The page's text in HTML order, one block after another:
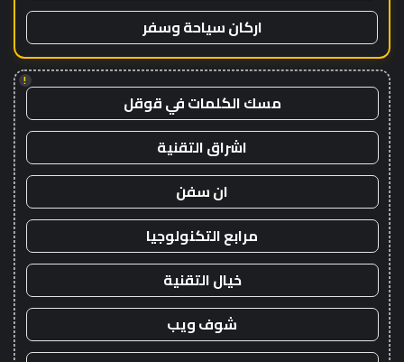
اركان سياحة وسفر
!
مسك الكلمات في قوقل
اشراق التقنية
ان سفن
مرابع التكنولوجيا
خيال التقنية
شوف ويب